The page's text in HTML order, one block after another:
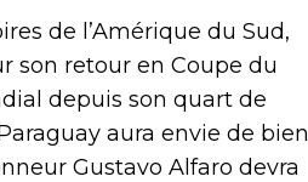
de l’Amérique du Sud,
son retour en Coupe du
depuis son quart de
aura envie de bien
Gustavo Alfaro devra